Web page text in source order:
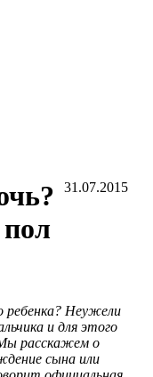
31.07.2015
ребенка? Неужели
и для этого
расскажем о
сына или